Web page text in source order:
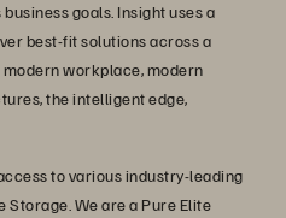
goals. Insight uses a
best-fit solutions across a
workplace, modern
the intelligent edge,
to various industry-leading
We are a Pure Elite